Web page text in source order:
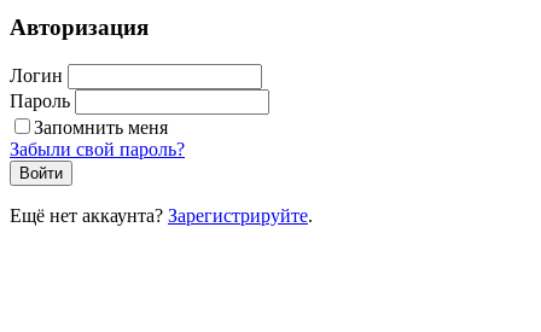
Авторизация
Логин
Пароль
Запомнить меня
Забыли свой пароль?
Войти
Ещё нет аккаунта? Зарегистрируйте.